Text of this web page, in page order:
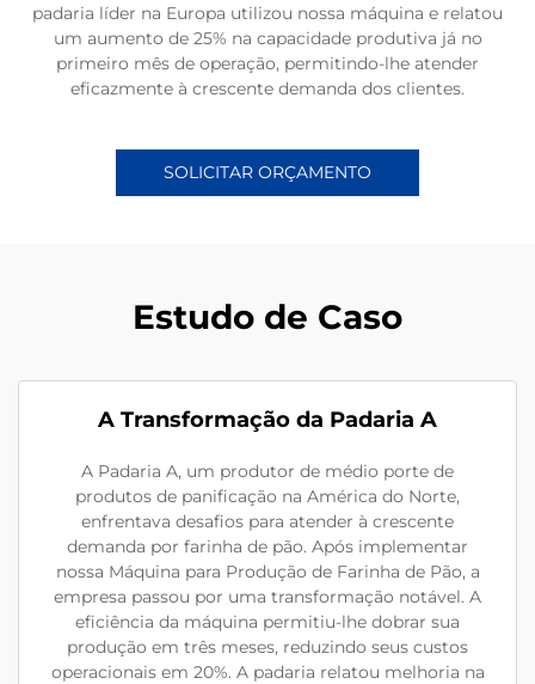
padaria líder na Europa utilizou nossa máquina e relatou
um aumento de 25% na capacidade produtiva já no
primeiro mês de operação, permitindo-lhe atender
eficazmente à crescente demanda dos clientes.
SOLICITAR ORÇAMENTO
Estudo de Caso
A Transformação da Padaria A
A Padaria A, um produtor de médio porte de
produtos de panificação na América do Norte,
enfrentava desafios para atender à crescente
demanda por farinha de pão. Após implementar
nossa Máquina para Produção de Farinha de Pão, a
empresa passou por uma transformação notável. A
eficiência da máquina permitiu-lhe dobrar sua
produção em três meses, reduzindo seus custos
operacionais em 20%. A padaria relatou melhoria na